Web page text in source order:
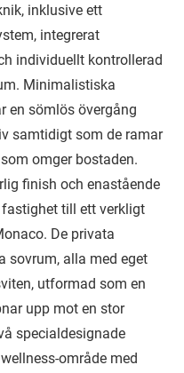
inklusive ett
integrerat
individuellt kontrollerad
Minimalistiska
en sömlös övergång
samtidigt som de ramar
omger bostaden.
finish och enastående
till ett verkligt
De privata
sovrum, alla med eget
utformad som en
upp mot en stor
specialdesignade
område med